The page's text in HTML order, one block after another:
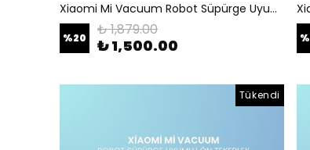
Xiaomi Mi Vacuum Robot Süpürge Uyumlu Toz Haznesi (TEŞHİR ÜRÜNÜ)
%20 ₺ 1,879.00
₺ 1,500.00 %
Tükendi